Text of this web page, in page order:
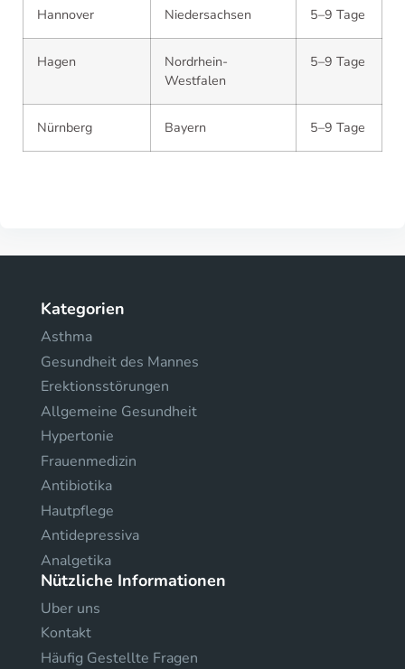
Hannover Niedersachsen 5–9 Tage
Hagen
Nordrhein-
Westfalen
5–9 Tage
Nürnberg Bayern 5–9 Tage
Kategorien
Asthma
Gesundheit des Mannes
Erektionsstörungen
Allgemeine Gesundheit
Hypertonie
Frauenmedizin
Antibiotika
Hautpflege
Antidepressiva
Analgetika
Nützliche Informationen
Uber uns
Kontakt
Häufig Gestellte Fragen